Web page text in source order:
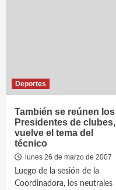
Deportes
También se reúnen los
Presidentes de clubes,
vuelve el tema del
técnico
lunes 26 de marzo de 2007
Luego de la sesión de la
Coordinadora, los neutrales